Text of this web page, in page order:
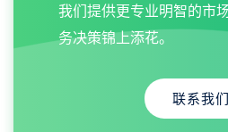
我们提供更专业明智的市
务决策锦上添花。
联系我们